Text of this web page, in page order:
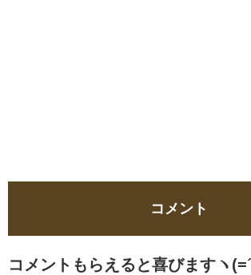
コメント
コメントもらえると喜びますヽ